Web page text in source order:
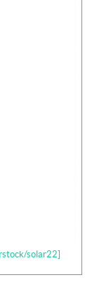
solar22]